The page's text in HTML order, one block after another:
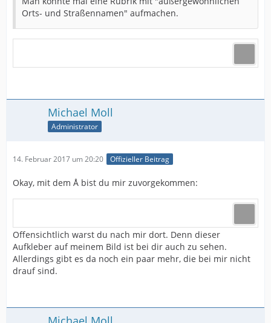
Orts- und Straßennamen" aufmachen.
Michael Moll
Administrator
14. Februar 2017 um 20:20 Offizieller Beitrag
Okay, mit dem Å bist du mir zuvorgekommen:
Offensichtlich warst du nach mir dort. Denn dieser
Aufkleber auf meinem Bild ist bei dir auch zu sehen.
Allerdings gibt es da noch ein paar mehr, die bei mir nicht
drauf sind.